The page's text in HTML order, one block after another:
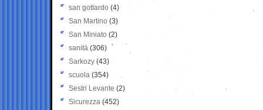
san gottardo (4)
San Martino (3)
San Miniato (2)
sanità (306)
Sarkozy (43)
scuola (354)
Sestri Levante (2)
Sicurezza (452)